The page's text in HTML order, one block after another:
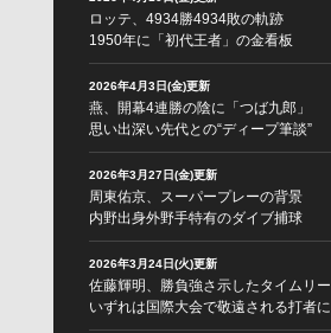
ロッテ、4934勝4934敗の軌跡
1950年に「初代王者」の金看板
2026年4月3日(金)更新
燕、開幕4連勝の陰に「つば九郎」
思い出深い先代との“ディープ筆談”
2026年3月27日(金)更新
周東佑京、スーパープレーの背景
内野出身外野手特有のダイブ捕球
2026年3月24日(火)更新
佐藤輝明、勝負強さ示したタイムリー
いずれは国際大会で敬遠される打者に